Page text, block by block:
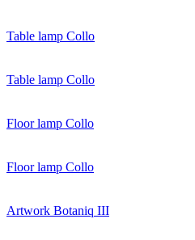
Table lamp Collo
Table lamp Collo
Floor lamp Collo
Floor lamp Collo
Artwork Botaniq III